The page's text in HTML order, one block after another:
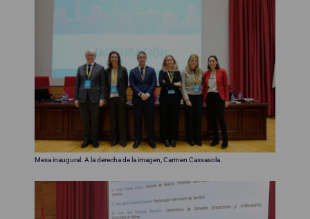
Mesa inaugural. A la derecha de la imagen, Carmen Cassasola.